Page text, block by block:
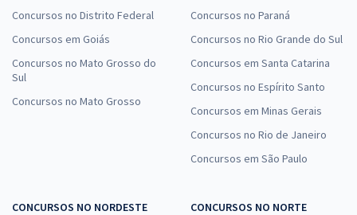
Concursos no Distrito Federal
Concursos em Goiás
Concursos no Mato Grosso do
Sul
Concursos no Mato Grosso
Concursos no Paraná
Concursos no Rio Grande do Sul
Concursos em Santa Catarina
Concursos no Espírito Santo
Concursos em Minas Gerais
Concursos no Rio de Janeiro
Concursos em São Paulo
CONCURSOS NO NORDESTE
CONCURSOS NO NORTE